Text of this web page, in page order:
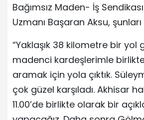
Bağımsız Maden- İş
Uzmanı Başaran Aksu,
“Yaklaşık 38 kilometre bir yol
madenci kardeşlerimle birlikte
aramak için yola çıktık.
çok güzel karşıladı. Akhisar
11.00’de birlikte olarak bir